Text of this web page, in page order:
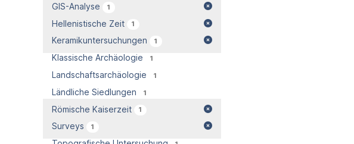
GIS-Analyse 1
Hellenistische Zeit 1
Keramikuntersuchungen 1
Klassische Archäologie 1
Landschaftsarchäologie 1
Ländliche Siedlungen 1
Römische Kaiserzeit 1
Surveys 1